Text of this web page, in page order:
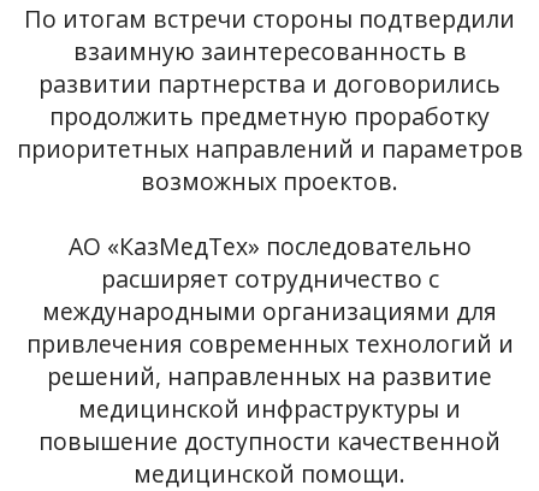
По итогам встречи стороны подтвердили
взаимную заинтересованность в
развитии партнерства и договорились
продолжить предметную проработку
приоритетных направлений и параметров
возможных проектов.
АО «КазМедТех» последовательно
расширяет сотрудничество с
международными организациями для
привлечения современных технологий и
решений, направленных на развитие
медицинской инфраструктуры и
повышение доступности качественной
медицинской помощи.